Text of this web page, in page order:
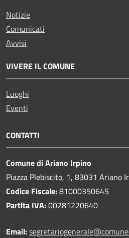
Notizie
Comunicati
Avvisi
VIVERE IL COMUNE
Luoghi
Eventi
CONTATTI
Comune di Ariano Irpino
Piazza Plebiscito, 1, 83031 Ariano
Codice Fiscale:81000350645
Partita IVA:00281220640
Email: